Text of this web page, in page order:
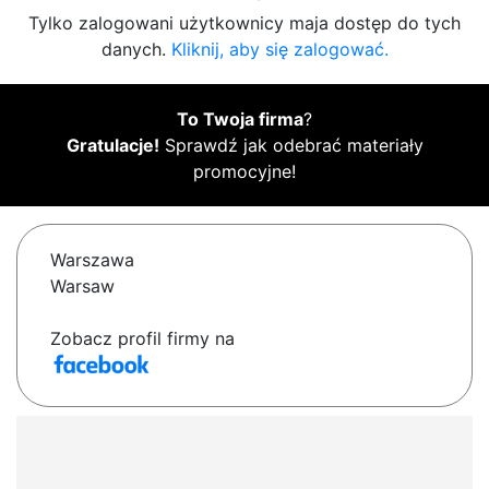
Tylko zalogowani użytkownicy maja dostęp do tych
danych. Kliknij, aby się zalogować.
To Twoja firma?
Gratulacje! Sprawdź jak odebrać materiały
promocyjne!
Warszawa
Warsaw
Zobacz profil firmy na